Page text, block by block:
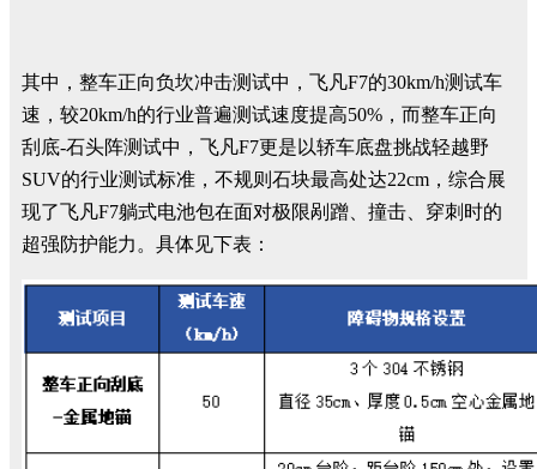
其中，整车正向负坎冲击测试中，飞凡F7的30km/h测试车
速，较20km/h的行业普遍测试速度提高50%，而整车正向
刮底-石头阵测试中，飞凡F7更是以轿车底盘挑战轻越野
SUV的行业测试标准，不规则石块最高处达22cm，综合展
现了飞凡F7躺式电池包在面对极限剐蹭、撞击、穿刺时的
超强防护能力。具体见下表：